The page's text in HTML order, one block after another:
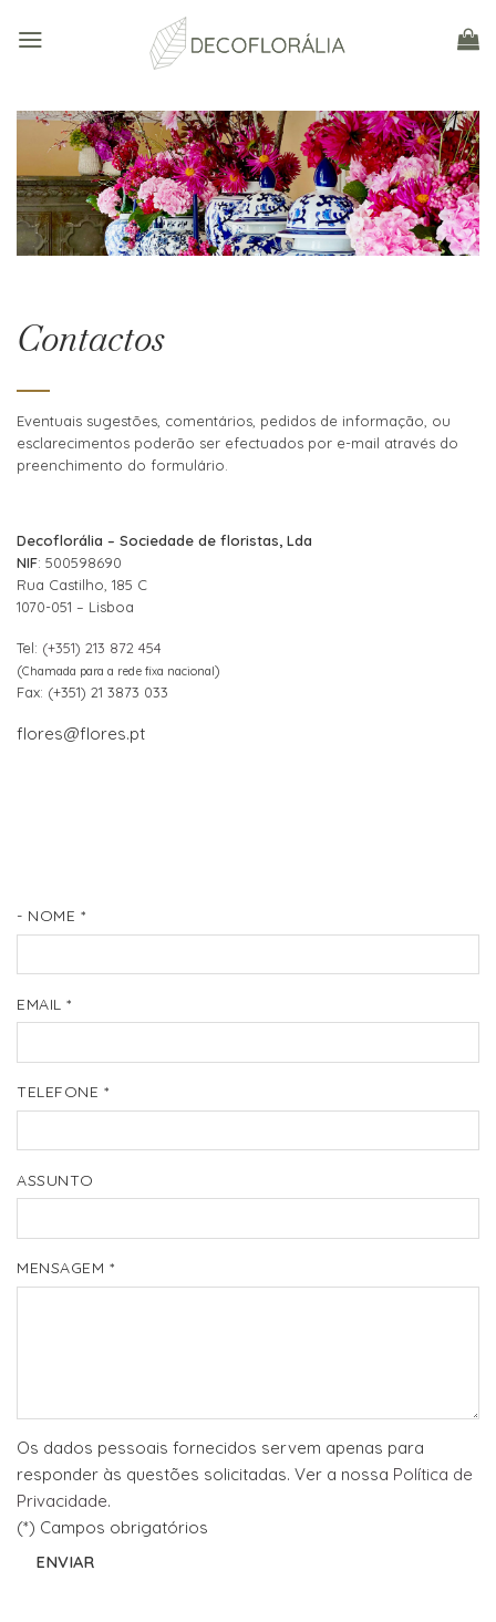
Contactos
Eventuais sugestões, comentários, pedidos de informação, ou
esclarecimentos poderão ser efectuados por e-mail através do
preenchimento do formulário.
Decoflorália – Sociedade de floristas, Lda
NIF: 500598690
Rua Castilho, 185 C
1070-051 – Lisboa
Tel: (+351) 213 872 454
(Chamada para a rede fixa nacional)
Fax: (+351) 21 3873 033
flores@flores.pt
- NOME *
EMAIL *
TELEFONE *
ASSUNTO
MENSAGEM *
Os dados pessoais fornecidos servem apenas para
responder às questões solicitadas. Ver a nossa Política de
Privacidade.
(*) Campos obrigatórios